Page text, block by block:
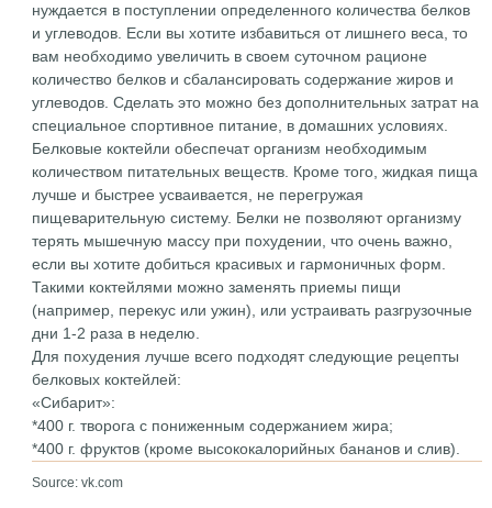
нуждается в поступлении определенного количества белков
и углеводов. Если вы хотите избавиться от лишнего веса, то
вам необходимо увеличить в своем суточном рационе
количество белков и сбалансировать содержание жиров и
углеводов. Сделать это можно без дополнительных затрат на
специальное спортивное питание, в домашних условиях.
Белковые коктейли обеспечат организм необходимым
количеством питательных веществ. Кроме того, жидкая пища
лучше и быстрее усваивается, не перегружая
пищеварительную систему. Белки не позволяют организму
терять мышечную массу при похудении, что очень важно,
если вы хотите добиться красивых и гармоничных форм.
Такими коктейлями можно заменять приемы пищи
(например, перекус или ужин), или устраивать разгрузочные
дни 1-2 раза в неделю.
Для похудения лучше всего подходят следующие рецепты
белковых коктейлей:
«Сибарит»:
*400 г. творога с пониженным содержанием жира;
*400 г. фруктов (кроме высококалорийных бананов и слив).
Source: vk.com